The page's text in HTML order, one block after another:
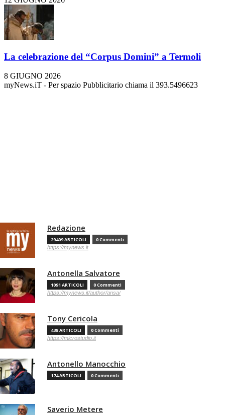
La celebrazione del “Corpus Domini” a Termoli
8 GIUGNO 2026
myNews.iT - Per spazio Pubblicitario chiama il 393.5496623
Redazione
29409 ARTICOLI 0 Commenti
https://mynews.it
Antonella Salvatore
1091 ARTICOLI 0 Commenti
https://mynews.it/author/ansa/
Tony Cericola
438 ARTICOLI 0 Commenti
https://microstudio.it
Antonello Manocchio
174 ARTICOLI 0 Commenti
Saverio Metere